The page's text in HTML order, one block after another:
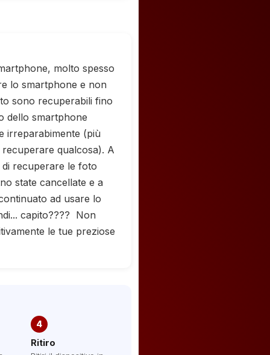
molto spesso
lo smartphone e non
sono recuperabili fino
dello smartphone
irreparabimente (più
qualcosa). A
recuperare le foto
state cancellate e a
ad usare lo
capito???? Non
le tue preziose
4
Ritiro